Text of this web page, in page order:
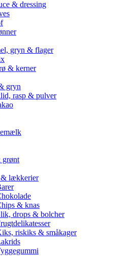
& dressing
gryn & flager
& kerner
gryn
rasp & pulver
grønt
& lækkerier
& knas
drops & bolcher
riskiks & småkager